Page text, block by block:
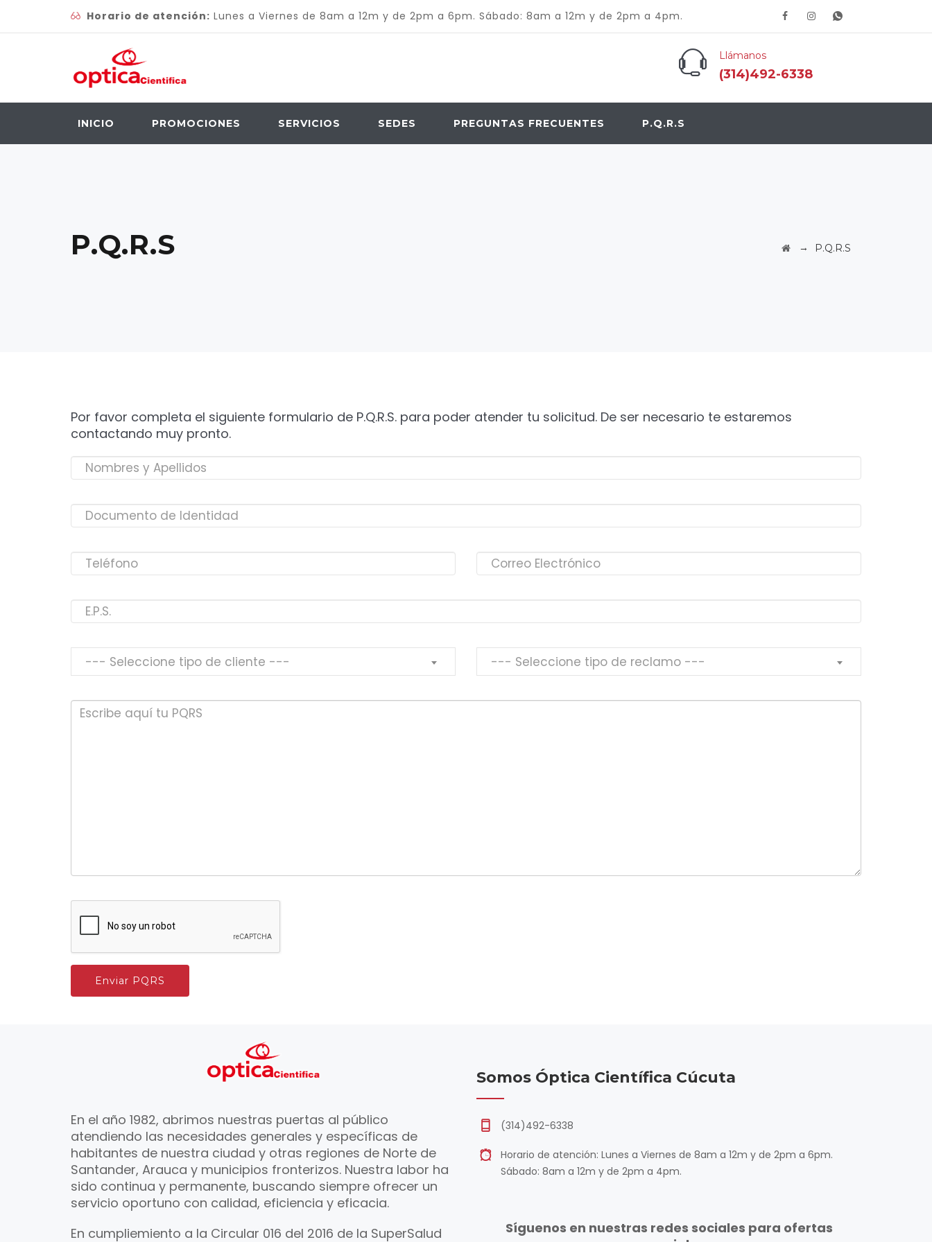
Horario de atención: Lunes a Viernes de 8am a 12m y de 2pm a 6pm. Sábado: 8am a 12m y de 2pm a 4pm.
Llámanos
(314)492-6338
INICIO PROMOCIONES SERVICIOS SEDES PREGUNTAS FRECUENTES P.Q.R.S
P.Q.R.S → P.Q.R.S
Por favor completa el siguiente formulario de P.Q.R.S. para poder atender tu solicitud. De ser necesario te estaremos
contactando muy pronto.
--- Seleccione tipo de cliente --- --- Seleccione tipo de reclamo ---
Enviar PQRS
En el año 1982, abrimos nuestras puertas al público
atendiendo las necesidades generales y específicas de
habitantes de nuestra ciudad y otras regiones de Norte de
Santander, Arauca y municipios fronterizos. Nuestra labor ha
sido continua y permanente, buscando siempre ofrecer un
servicio oportuno con calidad, eficiencia y eficacia.
En cumpliemiento a la Circular 016 del 2016 de la SuperSalud
Somos Óptica Científica Cúcuta
(314)492-6338
Horario de atención: Lunes a Viernes de 8am a 12m y de 2pm a 6pm.
Sábado: 8am a 12m y de 2pm a 4pm.
Síguenos en nuestras redes sociales para ofertas